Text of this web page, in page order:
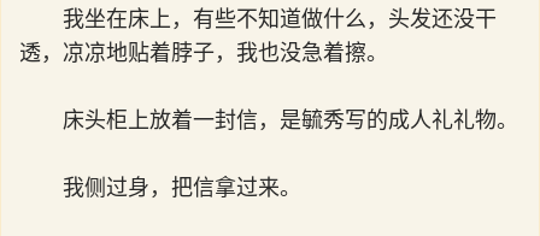
我坐在床上，有些不知道做什么，头发还没干
透，凉凉地贴着脖子，我也没急着擦。
床头柜上放着一封信，是毓秀写的成人礼礼物。
我侧过身，把信拿过来。